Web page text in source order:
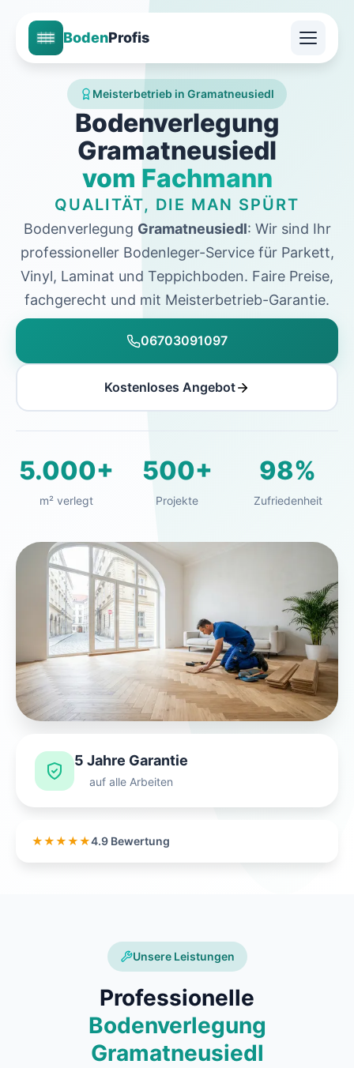
BodenProfis
Meisterbetrieb in Gramatneusiedl
Bodenverlegung
Gramatneusiedl
vom Fachmann
QUALITÄT, DIE MAN SPÜRT
Bodenverlegung Gramatneusiedl: Wir sind Ihr
professioneller Bodenleger-Service für Parkett,
Vinyl, Laminat und Teppichboden. Faire Preise,
fachgerecht und mit Meisterbetrieb-Garantie.
06703091097
Kostenloses Angebot
5.000+
m² verlegt
500+
Projekte
98%
Zufriedenheit
5 Jahre Garantie
auf alle Arbeiten
★★★★★4.9 Bewertung
Unsere Leistungen
Professionelle
Bodenverlegung
Gramatneusiedl